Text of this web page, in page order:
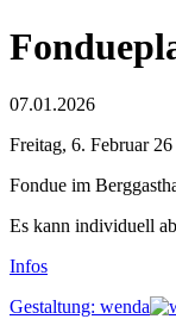
07.01.2026
Freitag, 6. Februar
Fondue im
Es kann individuell
Infos
Gestaltung: wenda